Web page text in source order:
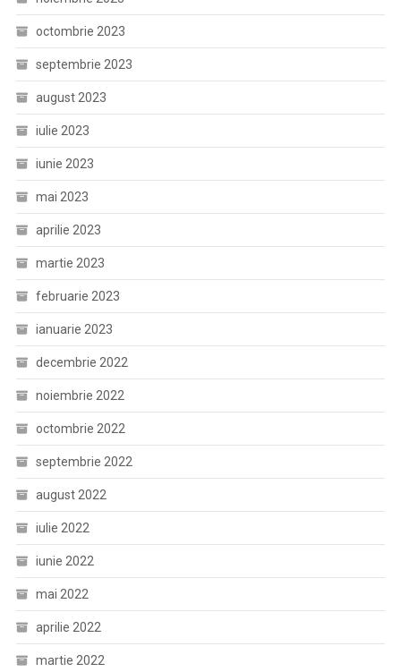
octombrie 2023
septembrie 2023
august 2023
iulie 2023
iunie 2023
mai 2023
aprilie 2023
martie 2023
februarie 2023
ianuarie 2023
decembrie 2022
noiembrie 2022
octombrie 2022
septembrie 2022
august 2022
iulie 2022
iunie 2022
mai 2022
aprilie 2022
martie 2022